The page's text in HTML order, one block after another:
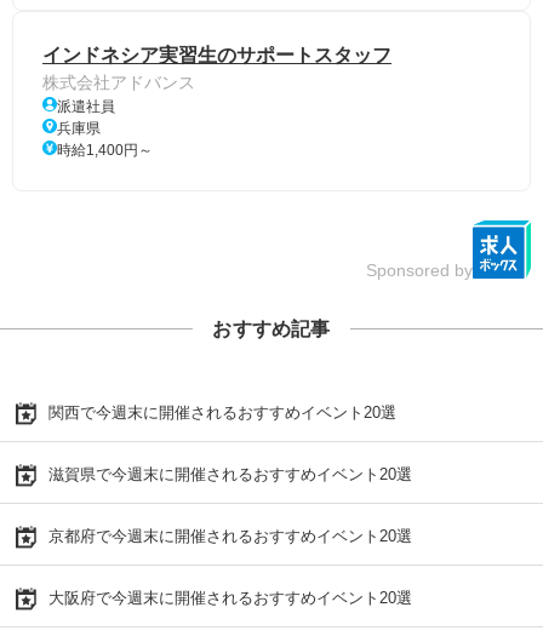
インドネシア実習生のサポートスタッフ
株式会社アドバンス
派遣社員
兵庫県
時給1,400円～
Sponsored by
おすすめ記事
関西で今週末に開催されるおすすめイベント20選
滋賀県で今週末に開催されるおすすめイベント20選
京都府で今週末に開催されるおすすめイベント20選
大阪府で今週末に開催されるおすすめイベント20選